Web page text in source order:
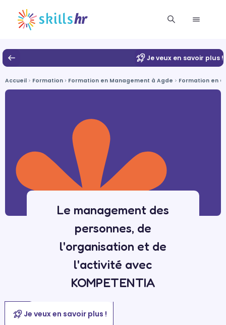
Je veux en savoir plus !
Accueil Formation Formation en Management à Agde Formation en
Le management des
personnes, de
l'organisation et de
l'activité avec
KOMPETENTIA
Je veux en savoir plus !